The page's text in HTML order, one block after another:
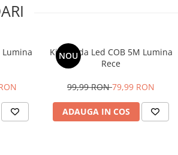
Lumina
NOU
Kit Banda Led COB 5M Lumina
Rece
99,99 RON79,99 RON
ADAUGA IN COS